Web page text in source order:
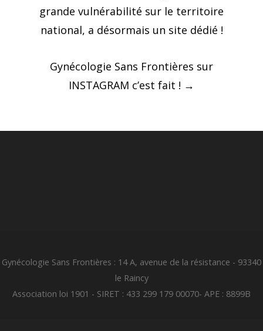
grande vulnérabilité sur le territoire
national, a désormais un site dédié !
Gynécologie Sans Frontières sur
INSTAGRAM c’est fait ! →
Gynécologie Sans Frontières : 14 A, avenue de la résistance - 93340
le Raincy
Association loi 1901 - SIRET : 433 299 179 00070- APE : 8899B